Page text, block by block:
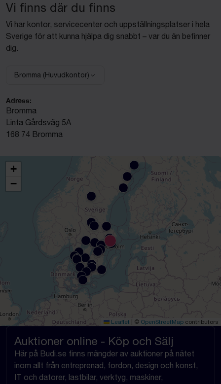
Vi finns där du finns
Vi har kontor, servicecenter och uppställningsplatser i hela
Sverige för att kunna hjälpa dig snabbt – var du än befinner
dig.
Välj anläggning:
Bromma (Huvudkontor)
Adress:
Bromma
Linta Gårdsväg 5A
168 74 Bromma
+
−
Leaflet © OpenStreetMap contributors
Auktioner online - Köp och Sälj
Här på Budi.se finns mängder av auktioner på nätet
inom allt från entreprenad, fordon, design och konst,
IT och datorer, lastbilar, verktyg, maskiner,